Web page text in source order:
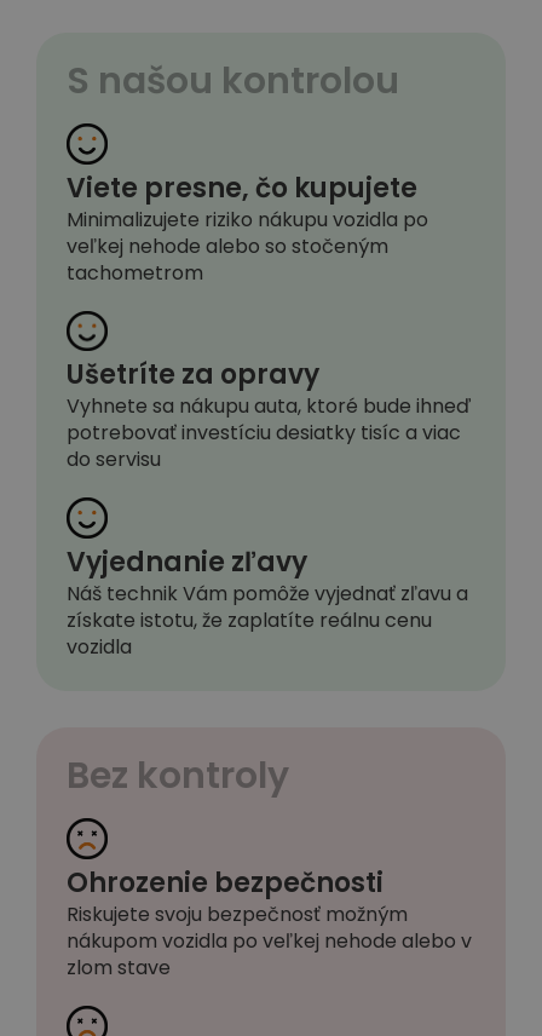
S našou kontrolou
Viete presne, čo kupujete
Minimalizujete riziko nákupu vozidla po
veľkej nehode alebo so stočeným
tachometrom
Ušetríte za opravy
Vyhnete sa nákupu auta, ktoré bude ihneď
potrebovať investíciu desiatky tisíc a viac
do servisu
Vyjednanie zľavy
Náš technik Vám pomôže vyjednať zľavu a
získate istotu, že zaplatíte reálnu cenu
vozidla
Bez kontroly
Ohrozenie bezpečnosti
Riskujete svoju bezpečnosť možným
nákupom vozidla po veľkej nehode alebo v
zlom stave